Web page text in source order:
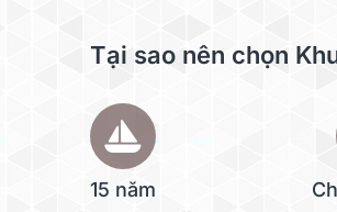
Tại sao nên chọn
15 năm